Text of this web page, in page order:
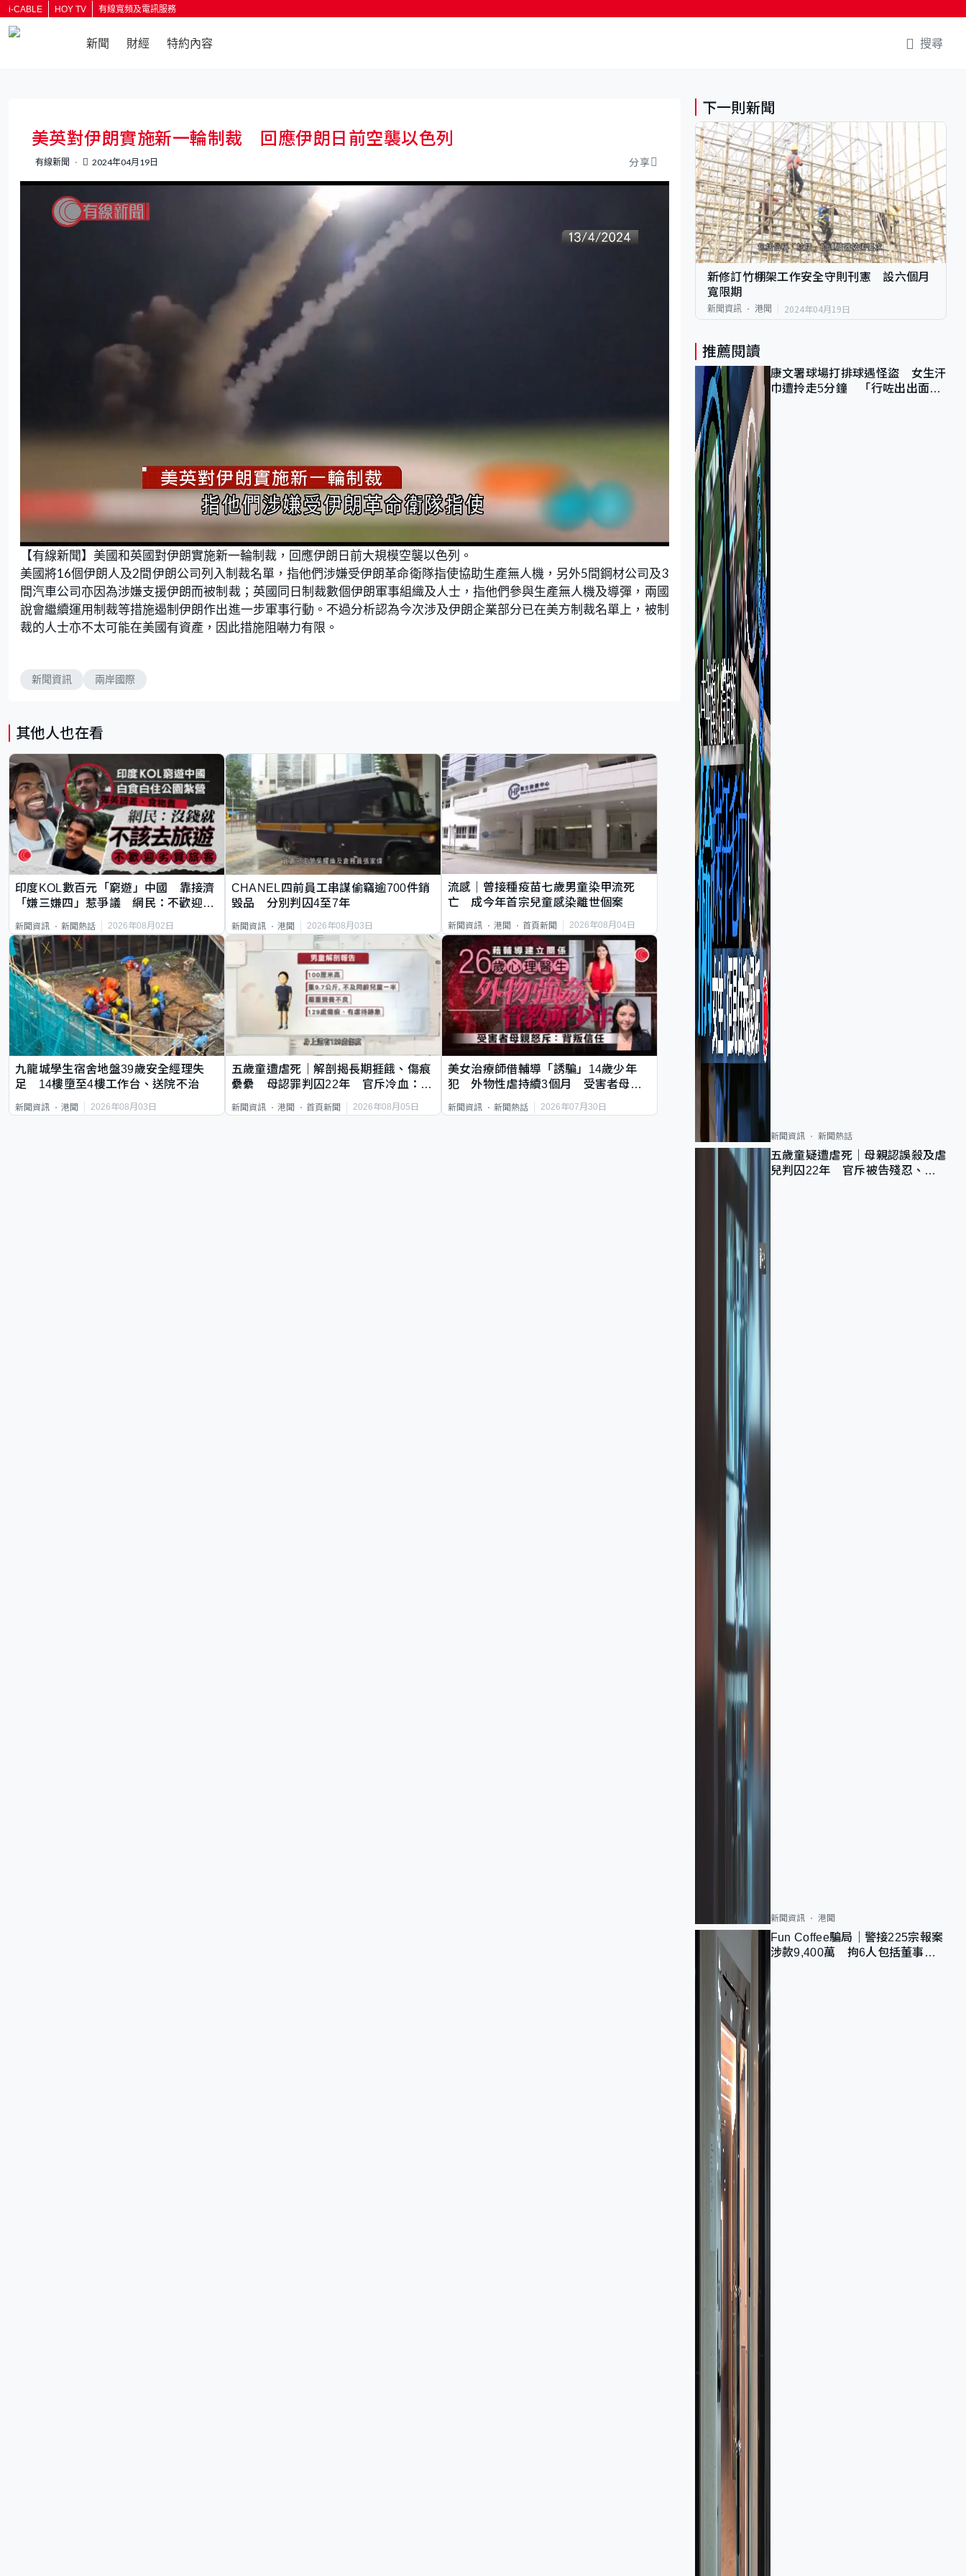
i-CABLE HOY TV 有線寬頻及電訊服務
新聞 財經 特約內容 搜尋
美英對伊朗實施新一輪制裁 回應伊朗日前空襲以色列
有線新聞 2024年04月19日 分享
n
m
u
e
o
a
d
d
:
5
2
9
4
%
【有線新聞】美國和英國對伊朗實施新一輪制裁，回應伊朗日前大規模空襲以色列。
美國將16個伊朗人及2間伊朗公司列入制裁名單，指他們涉嫌受伊朗革命衛隊指使協助生產無人機，另外5間鋼材公司及3
間汽車公司亦因為涉嫌支援伊朗而被制裁；英國同日制裁數個伊朗軍事組織及人士，指他們參與生產無人機及導彈，兩國
說會繼續運用制裁等措施遏制伊朗作出進一步軍事行動。不過分析認為今次涉及伊朗企業部分已在美方制裁名單上，被制
裁的人士亦不太可能在美國有資產，因此措施阻嚇力有限。
新聞資訊 兩岸國際
其他人也在看
印度KOL數百元「窮遊」中國 靠接濟
「嫌三嫌四」惹爭議 網民：不歡迎劣
新聞資訊 新聞熱話 2026年08月02日
CHANEL四前員工串謀偷竊逾700件銷
毀品 分別判囚4至7年
新聞資訊 港聞 2026年08月03日
流感｜曾接種疫苗七歲男童染甲流死
亡 成今年首宗兒童感染離世個案
新聞資訊 港聞 首頁新聞 2026年08月04日
九龍城學生宿舍地盤39歲安全經理失
足 14樓墮至4樓工作台、送院不治
新聞資訊 港聞 2026年08月03日
五歲童遭虐死｜解剖揭長期捱餓、傷痕
纍纍 母認罪判囚22年 官斥冷血：同
新聞資訊 港聞 首頁新聞 2026年08月05日
美女治療師借輔導「誘騙」14歲少年
犯 外物性虐持續3個月 受害者母：
新聞資訊 新聞熱話 2026年07月30日
下一則新聞
新修訂竹棚架工作安全守則刊憲 設六個月
寬限期
新聞資訊 港聞 2024年04月19日
推薦閱讀
康文署球場打排球遇怪盜 女生汗
巾遭拎走5分鐘 「行咗出出面唔
新聞資訊 新聞熱話
五歲童疑遭虐死｜母親認誤殺及虐
兒判囚22年 官斥被告殘忍、同
新聞資訊 港聞
Fun Coffee騙局｜警接225宗報案
涉款9,400萬 拘6人包括董事股